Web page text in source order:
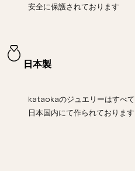
安全に保護されております
日本製
kataokaのジュエリーはすべて
日本国内にて作られております